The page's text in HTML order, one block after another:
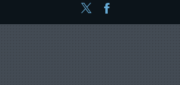
Twitter